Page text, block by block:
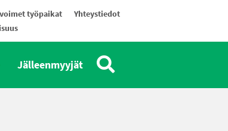
työpaikat
Yhteystiedot
Jälleenmyyjät